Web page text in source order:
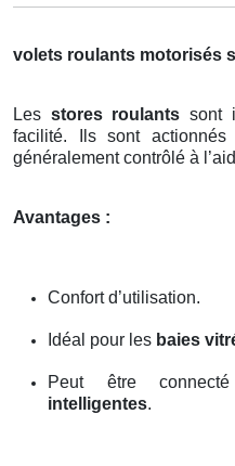
volets roulants motorisés
Les stores roulants sont
facilité. Ils sont
généralement contrôlé à
Avantages :
Confort d’utilisation.
Idéal pour les baies
Peut être
intelligentes.